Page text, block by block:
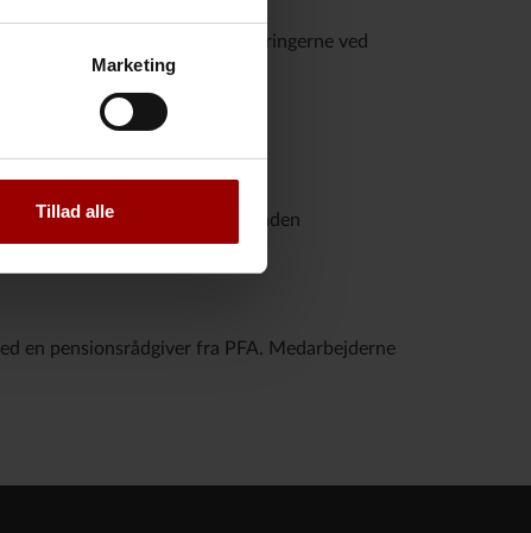
Marketing
Tillad alle
PFA Helbredssikring, og forsikringerne ved
Hvis din medarbejder dør inden
og pensionsopsparing.
en pensionsrådgiver fra PFA. Medarbejderne